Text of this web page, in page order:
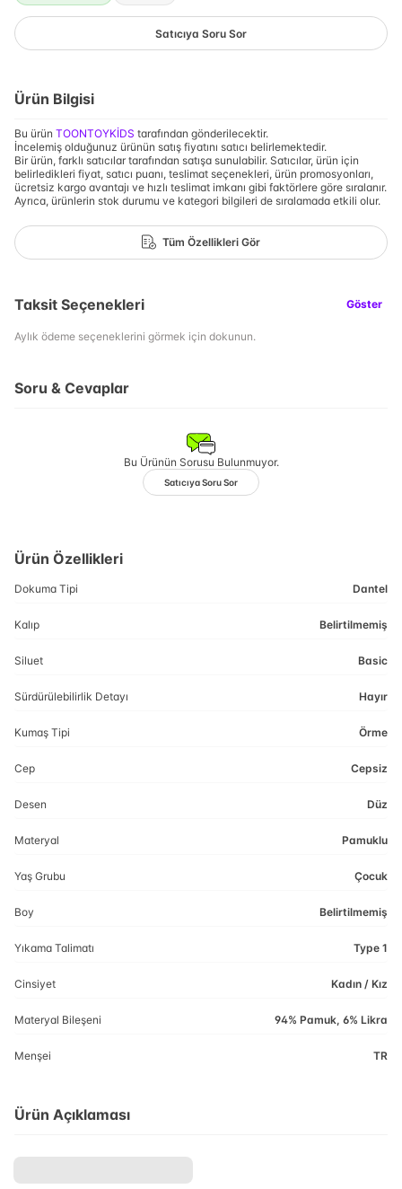
Satıcıya Soru Sor
Ürün Bilgisi
Bu ürün TOONTOYKİDS tarafından gönderilecektir.
İncelemiş olduğunuz ürünün satış fiyatını satıcı belirlemektedir.
Bir ürün, farklı satıcılar tarafından satışa sunulabilir. Satıcılar, ürün için
belirledikleri fiyat, satıcı puanı, teslimat seçenekleri, ürün promosyonları,
ücretsiz kargo avantajı ve hızlı teslimat imkanı gibi faktörlere göre sıralanır.
Ayrıca, ürünlerin stok durumu ve kategori bilgileri de sıralamada etkili olur.
Tüm Özellikleri Gör
Taksit Seçenekleri Göster
Aylık ödeme seçeneklerini görmek için dokunun.
Soru & Cevaplar
Bu Ürünün Sorusu Bulunmuyor.
Satıcıya Soru Sor
Ürün Özellikleri
Dokuma Tipi Dantel
Kalıp Belirtilmemiş
Siluet Basic
Sürdürülebilirlik Detayı Hayır
Kumaş Tipi Örme
Cep Cepsiz
Desen Düz
Materyal Pamuklu
Yaş Grubu Çocuk
Boy Belirtilmemiş
Yıkama Talimatı Type 1
Cinsiyet Kadın / Kız
Materyal Bileşeni 94% Pamuk, 6% Likra
Menşei TR
Ürün Açıklaması